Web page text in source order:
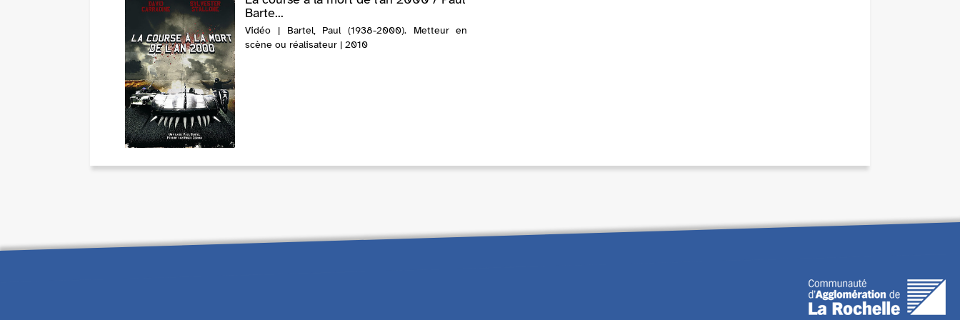
Barte...
Vidéo | Bartel, Paul (1938-2000). Metteur en
scène ou réalisateur | 2010